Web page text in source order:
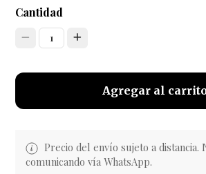
Cantidad
1
Agregar al
Precio del envío sujeto a distancia.
comunicando vía WhatsApp.